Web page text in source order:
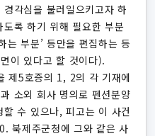
각심을 불러일으키고자 하
록 하기 위해 필요한 부분
는 부분’ 등만을 편집하는 등
이 있다고 할 것이다).
제5호증의 1, 2의 각 기재에
소외 회사 명의로 펜션분양
수 있으나, 피고는 이 사건
북제주군청에 그와 같은 사